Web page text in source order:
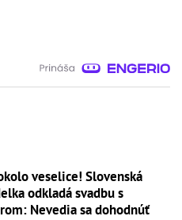
veselice! Slovenská
odkladá svadbu s
Nevedia sa dohodnúť